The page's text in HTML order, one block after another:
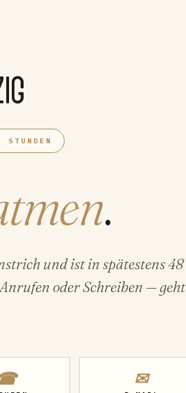
.
und ist in spätestens 48
oder Schreiben — geht
✉